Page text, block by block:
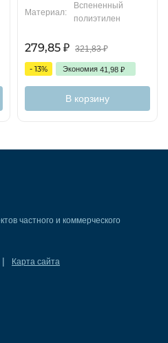
Материал:
Вспененный
полиэтилен
279,85 ₽ 321,83₽
- 13% Экономия 41,98 ₽
В корзину
частного и коммерческого
| Карта сайта